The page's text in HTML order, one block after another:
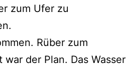
zum Ufer zu
Rüber zum
der Plan. Das Wasser